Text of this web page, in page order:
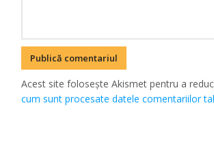
Acest site folosește Akismet pentru a
cum sunt procesate datele comentariilor